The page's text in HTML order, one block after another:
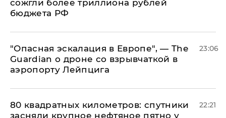
сожгли более триллиона рублей
бюджета РФ
"Опасная эскалация в Европе", — The
Guardian о дроне со взрывчаткой в
аэропорту Лейпцига
23:06
80 квадратных километров: спутники
засняли крупное нефтяное пятно у
22:21